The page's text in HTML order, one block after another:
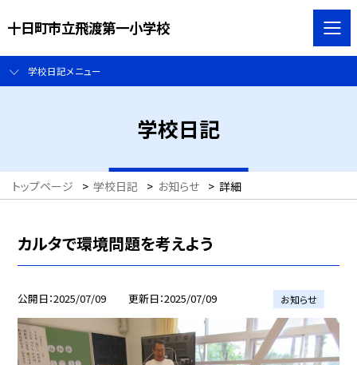
十日町市立飛渡第一小学校
学校日記メニュー
学校日記
トップページ > 学校日記 > お知らせ > 詳細
カルタで環境問題を考えよう
公開日 2025/07/09 更新日 2025/07/09 お知らせ